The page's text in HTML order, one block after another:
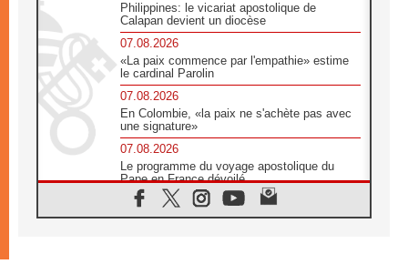
Philippines: le vicariat apostolique de
Calapan devient un diocèse
07.08.2026
«La paix commence par l'empathie» estime
le cardinal Parolin
07.08.2026
En Colombie, «la paix ne s'achète pas avec
une signature»
07.08.2026
Le programme du voyage apostolique du
Pape en France dévoilé
07.08.2026
1ère Conférence continentale sur l'éducation